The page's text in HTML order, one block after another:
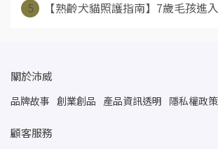
5 【熟齡犬貓照護指南】7歲毛孩進
關於沛威
品牌故事 創業創品 產品資訊透明 隱私權政策
顧客服務